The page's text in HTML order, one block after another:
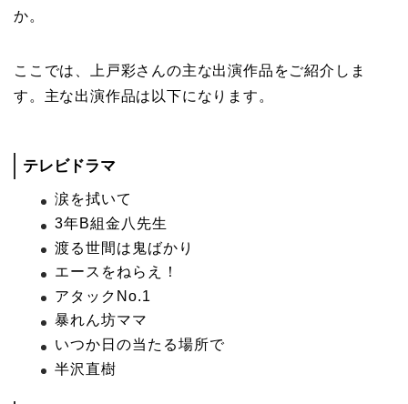
か。
ここでは、上戸彩さんの主な出演作品をご紹介しま
す。主な出演作品は以下になります。
テレビドラマ
涙を拭いて
3年B組金八先生
渡る世間は鬼ばかり
エースをねらえ！
アタックNo.1
暴れん坊ママ
いつか日の当たる場所で
半沢直樹